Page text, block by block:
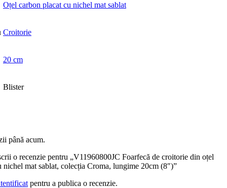
Oțel carbon placat cu nichel mat sablat
Croitorie
20 cm
Blister
până acum.
o recenzie pentru „V11960800JC Foarfecă de croitorie din oțel
nichel mat sablat, colecția Croma, lungime 20cm (8″)”
pentru a publica o recenzie.